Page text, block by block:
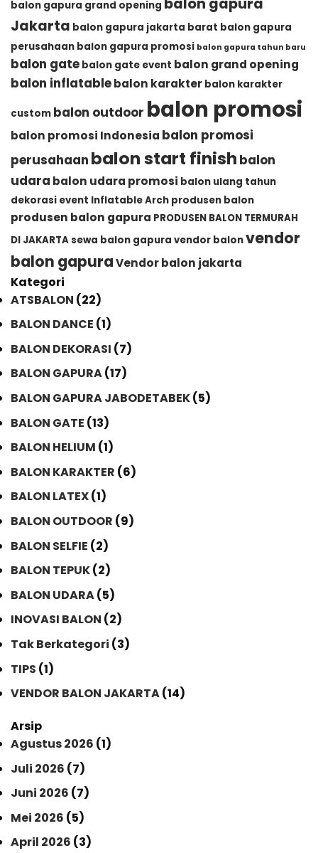
balon gapura grand opening
Jakarta balon gapura jakarta barat balon gapura
perusahaan balon gapura promosi balon gapura tahun baru
balon gate balon gate event balon grand opening
balon inflatablebalon karakter balon karakter
custom balon outdoor balon promosi
balon promosi Indonesia balon promosi
perusahaan balon start finish balon
udara balon udara promosi balon ulang tahun
dekorasi event Inflatable Arch produsen balon
produsen balon gapura PRODUSEN BALON TERMURAH
DI JAKARTAsewa balon gapura vendor balonvendor
balon gapuraVendor balon jakarta
Kategori
ATSBALON (22)
BALON DANCE (1)
BALON DEKORASI (7)
BALON GAPURA(17)
BALON GAPURA JABODETABEK(5)
BALON GATE (13)
BALON HELIUM (1)
BALON KARAKTER (6)
BALON LATEX(1)
BALON OUTDOOR (9)
BALON SELFIE (2)
BALON TEPUK(2)
BALON UDARA(5)
INOVASI BALON (2)
Tak Berkategori (3)
TIPS (1)
VENDOR BALON JAKARTA(14)
Arsip
Agustus 2026 (1)
Juli 2026 (7)
Juni 2026 (7)
Mei 2026 (5)
April 2026 (3)